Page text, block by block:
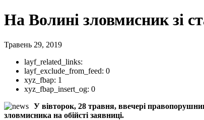
На Волині зловмисник зі
Травень 29, 2019
layf_related_links:
layf_exclude_from_feed: 0
xyz_fbap: 1
xyz_fbap_insert_og: 0
У вівторок, 28 травня, ввечері
зловмисника на обійсті заявниці.